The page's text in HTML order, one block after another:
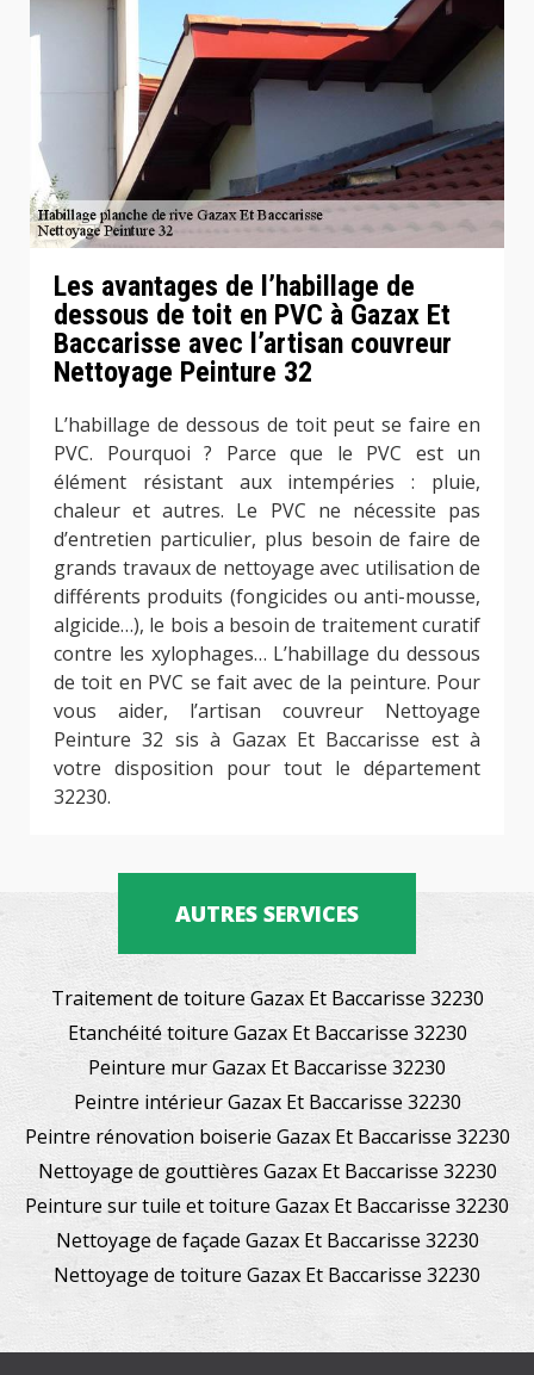
Les avantages de l’habillage de
dessous de toit en PVC à Gazax Et
Baccarisse avec l’artisan couvreur
Nettoyage Peinture 32
L’habillage de dessous de toit peut se faire en
PVC. Pourquoi ? Parce que le PVC est un
élément résistant aux intempéries : pluie,
chaleur et autres. Le PVC ne nécessite pas
d’entretien particulier, plus besoin de faire de
grands travaux de nettoyage avec utilisation de
différents produits (fongicides ou anti-mousse,
algicide…), le bois a besoin de traitement curatif
contre les xylophages… L’habillage du dessous
de toit en PVC se fait avec de la peinture. Pour
vous aider, l’artisan couvreur Nettoyage
Peinture 32 sis à Gazax Et Baccarisse est à
votre disposition pour tout le département
32230.
AUTRES SERVICES
Traitement de toiture Gazax Et Baccarisse 32230
Etanchéité toiture Gazax Et Baccarisse 32230
Peinture mur Gazax Et Baccarisse 32230
Peintre intérieur Gazax Et Baccarisse 32230
Peintre rénovation boiserie Gazax Et Baccarisse 32230
Nettoyage de gouttières Gazax Et Baccarisse 32230
Peinture sur tuile et toiture Gazax Et Baccarisse 32230
Nettoyage de façade Gazax Et Baccarisse 32230
Nettoyage de toiture Gazax Et Baccarisse 32230